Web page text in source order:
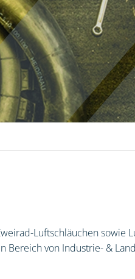
Luftschläuchen sowie
von Industrie- &